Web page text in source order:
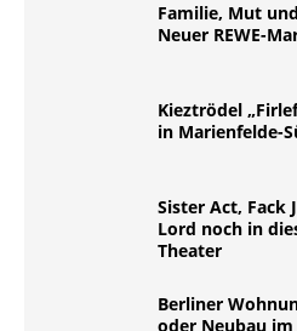
Familie, Mut
Neuer REWE-
Kieztrödel
in Marienfelde-
Sister Act, Fack
Lord noch in
Theater
Berliner
oder Neubau